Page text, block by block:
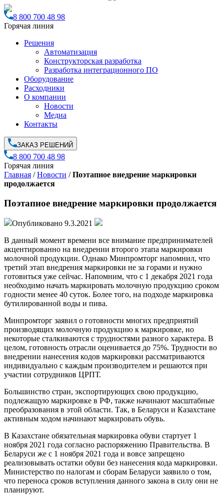
8 800 700 48 98
Горячая линия
Решения
Автоматизация
Конструкторская разработка
Разработка интеграционного ПО
Оборудование
Расходники
О компании
Новости
Медиа
Контакты
ЗАКАЗ РЕШЕНИЙ
8 800 700 48 98
Горячая линия
Главная /Новости /Поэтапное внедрение маркировки
продолжается
Поэтапное внедрение маркировки продолжается
Опубликовано 9.3.2021
В данный момент времени все внимание предпринимателей
акцентированно на внедрении второго этапа маркировки
молочной продукции. Однако Минпромторг напомнил, что
третий этап внедрения маркировки не за горами и нужно
готовиться уже сейчас. Напомним, что с 1 декабря 2021 года
необходимо начать маркировать молочную продукцию сроком
годности менее 40 суток. Более того, на подходе маркировка
бутилированной воды и пива.
Минпромторг заявил о готовности многих предприятий
производящих молочную продукцию к маркировке, но
некоторые сталкиваются с трудностями разного характера. В
целом, готовность отрасли оценивается до 75%. Трудности во
внедрении нанесения кодов маркировки рассматриваются
индивидуально с каждым производителем и решаются при
участии сотрудников ЦРПТ.
Большинство стран, экспортирующих свою продукцию,
подлежащую маркировке в РФ, также начинают масштабные
преобразования в этой области. Так, в Беларуси и Казахстане
активным ходом начинают маркировать обувь.
В Казахстане обязательная маркировка обуви стартует 1
ноября 2021 года согласно распоряжению Правительства. В
Беларуси же с 1 ноября 2021 года и вовсе запрещено
реализовывать остатки обуви без нанесения кода маркировки.
Министерство по налогам и сборам Беларуси заявило о том,
что переноса сроков вступления данного закона в силу они не
планируют.